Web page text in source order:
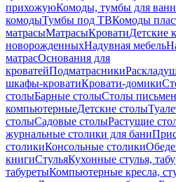
прихожуюКомоды, тумбы для
комодыТумбы под ТВКомоды
матрасыМатрасыКроватиДетские
новорожденныхНадувная мебель
матрасОснования для
кроватейПодматрасники
шкафы-кроватиКровати-домики
столыБарные столыСтолы
компьютерныеДетские столы
столыСадовые столыРастущие
журнальные столики для бани
столикиКонсольные столики
книгиСтульяКухонные стулья,
табуретыКомпьютерные кресла,